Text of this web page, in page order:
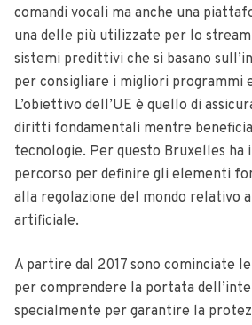
comandi vocali ma anche una
una delle più utilizzate per lo
sistemi predittivi che si basano
per consigliare i migliori programmi
L’obiettivo dell’UE è quello di
diritti fondamentali mentre
tecnologie. Per questo Bruxelles ha
percorso per definire gli elementi
alla regolazione del mondo relativo
artificiale.
A partire dal 2017 sono cominciate
per comprendere la portata
specialmente per garantire la